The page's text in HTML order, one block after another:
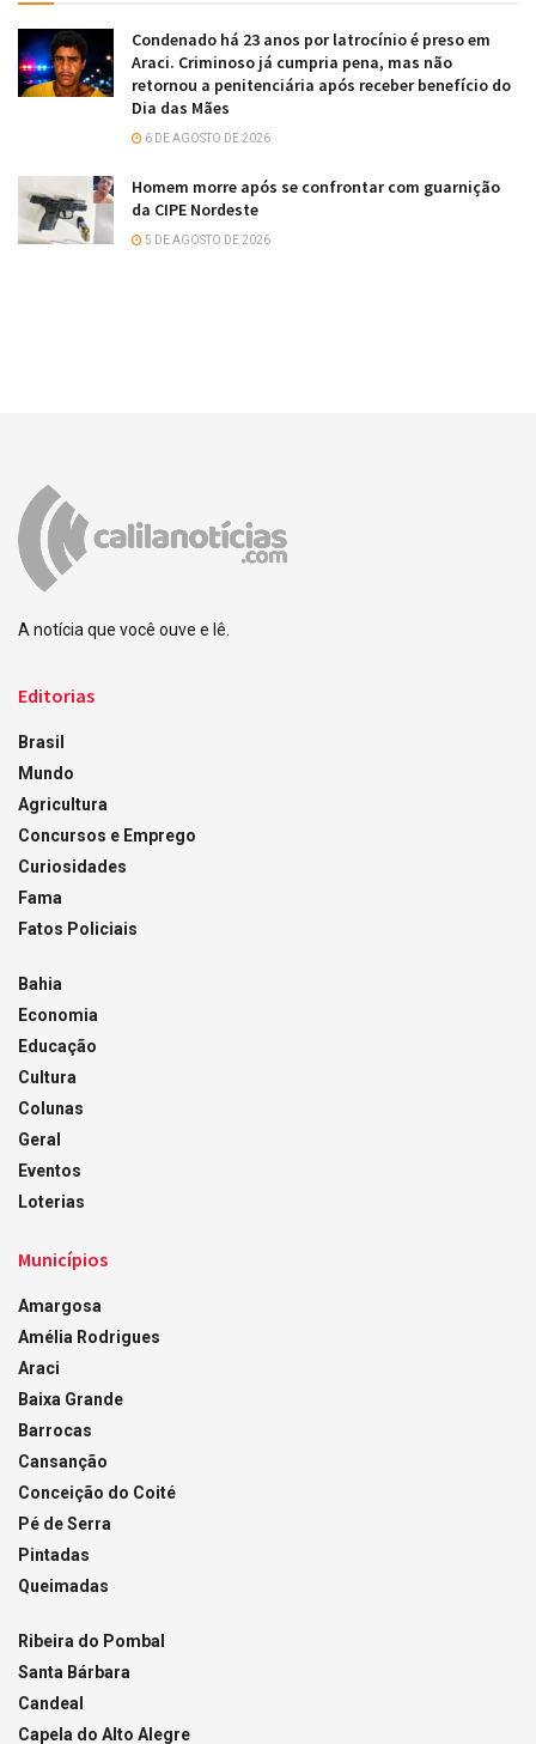
Condenado há 23 anos por latrocínio é preso em
Araci. Criminoso já cumpria pena, mas não
retornou a penitenciária após receber benefício do
Dia das Mães
6 DE AGOSTO DE 2026
Homem morre após se confrontar com guarnição
da CIPE Nordeste
5 DE AGOSTO DE 2026
A notícia que você ouve e lê.
Editorias
Brasil
Mundo
Agricultura
Concursos e Emprego
Curiosidades
Fama
Fatos Policiais
Bahia
Economia
Educação
Cultura
Colunas
Geral
Eventos
Loterias
Municípios
Amargosa
Amélia Rodrigues
Araci
Baixa Grande
Barrocas
Cansanção
Conceição do Coité
Pé de Serra
Pintadas
Queimadas
Ribeira do Pombal
Santa Bárbara
Candeal
Capela do Alto Alegre